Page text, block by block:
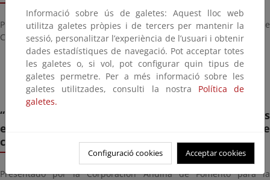
Presentado por el Banco Asiático de Desarrollo para el Fondo de
Carbono de Asia Pacífico (APCF).
Ficha resumen
Carta de aprobación
“Proyecto forestal en áreas ecológicas
estratégicas en las llanuras del Caribe
colombiano”, en Colombia.
Presentado por la Corporación Andina de Fomento para la
Informació sobre ús de galetes: Aquest lloc web
utilitza galetes pròpies i de tercers per mantenir la
sessió, personalitzar l’experiència de l’usuari i obtenir
dades estadístiques de navegació. Pot acceptar totes
les galetes o, si vol, pot configurar quin tipus de
galetes permetre. Per a més informació sobre les
galetes utilitzades, consulti la nostra Política de
galetes.
Configuració cookies Acceptar cookies